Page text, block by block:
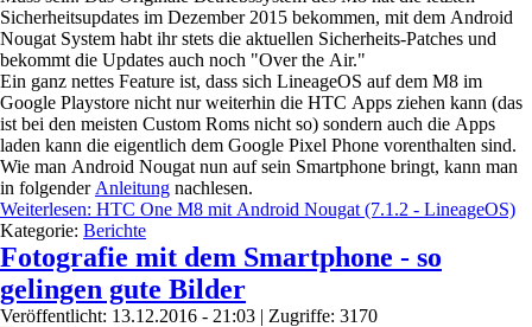
Sicherheitsupdates im Dezember 2015 bekommen, mit dem Android
Nougat System habt ihr stets die aktuellen Sicherheits-Patches und
bekommt die Updates auch noch "Over the Air."
Ein ganz nettes Feature ist, dass sich LineageOS auf dem M8 im
Google Playstore nicht nur weiterhin die HTC Apps ziehen kann (das
ist bei den meisten Custom Roms nicht so) sondern auch die Apps
laden kann die eigentlich dem Google Pixel Phone vorenthalten sind.
Wie man Android Nougat nun auf sein Smartphone bringt, kann man
in folgender Anleitung nachlesen.
Weiterlesen: HTC One M8 mit Android Nougat (7.1.2 - LineageOS)
Kategorie: Berichte
Fotografie mit dem Smartphone - so
gelingen gute Bilder
Veröffentlicht: 13.12.2016 - 21:03 | Zugriffe: 3170